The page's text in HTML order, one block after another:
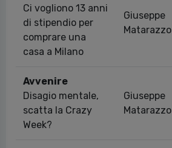
Ci vogliono 13 anni
di stipendio per
comprare una
casa a Milano
Giuseppe
Matarazzo
Avvenire
Disagio mentale,
scatta la Crazy
Week?
Giuseppe
Matarazzo